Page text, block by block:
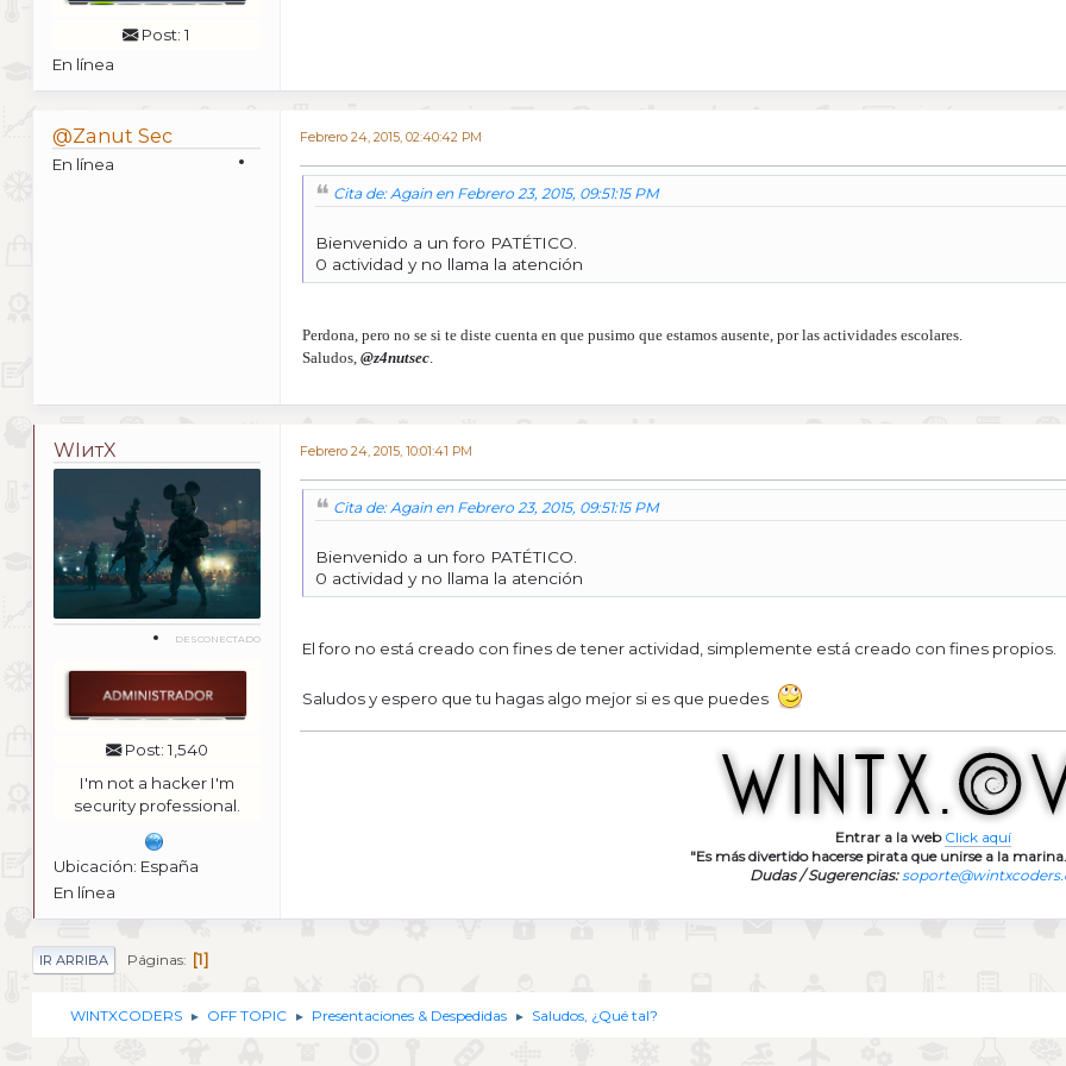
Post: 1
En línea
@Zanut Sec
En línea
Febrero 24, 2015, 02:40:42 PM
Cita de: Again en Febrero 23, 2015, 09:51:15 PM
Bienvenido a un foro PATÉTICO.
0 actividad y no llama la atención
Perdona, pero no se si te diste cuenta en que pusimo que estamos ausente, por las actividades escolares.
Saludos, @z4nutsec.
WIитX
DESCONECTADO
Post: 1,540
I'm not a hacker I'm
security professional.
Ubicación: España
En línea
Febrero 24, 2015, 10:01:41 PM
Cita de: Again en Febrero 23, 2015, 09:51:15 PM
Bienvenido a un foro PATÉTICO.
0 actividad y no llama la atención
El foro no está creado con fines de tener actividad, simplemente está creado con fines propios.
Saludos y espero que tu hagas algo mejor si es que puedes
Entrar a la web Click aquí
"Es más divertido hacerse pirata que unirse a la
Dudas / Sugerencias:
IR ARRIBA Páginas 1
WINTXCODERS ► OFF TOPIC ► Presentaciones & Despedidas ► Saludos, ¿Qué tal?